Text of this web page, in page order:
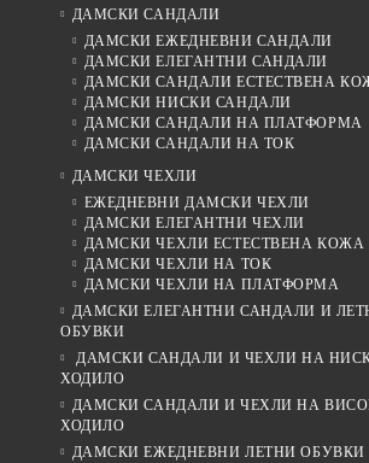
ДАМСКИ САНДАЛИ
ДАМСКИ ЕЖЕДНЕВНИ САНДАЛИ
ДАМСКИ ЕЛЕГАНТНИ САНДАЛИ
ДАМСКИ САНДАЛИ ЕСТЕСТВЕНА
ДАМСКИ НИСКИ САНДАЛИ
ДАМСКИ САНДАЛИ НА ПЛАТФОРМА
ДАМСКИ САНДАЛИ НА ТОК
ДАМСКИ ЧЕХЛИ
ЕЖЕДНЕВНИ ДАМСКИ ЧЕХЛИ
ДАМСКИ ЕЛЕГАНТНИ ЧЕХЛИ
ДАМСКИ ЧЕХЛИ ЕСТЕСТВЕНА КОЖА
ДАМСКИ ЧЕХЛИ НА ТОК
ДАМСКИ ЧЕХЛИ НА ПЛАТФОРМА
ДАМСКИ ЕЛЕГАНТНИ САНДАЛИ И
ОБУВКИ
ДАМСКИ САНДАЛИ И ЧЕХЛИ НА
ХОДИЛО
ДАМСКИ САНДАЛИ И ЧЕХЛИ НА
ХОДИЛО
ДАМСКИ ЕЖЕДНЕВНИ ЛЕТНИ ОБУВКИ